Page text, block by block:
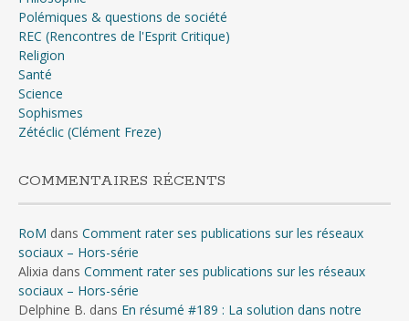
Polémiques & questions de société
REC (Rencontres de l'Esprit Critique)
Religion
Santé
Science
Sophismes
Zétéclic (Clément Freze)
COMMENTAIRES RÉCENTS
RoM dans Comment rater ses publications sur les réseaux
sociaux – Hors-série
Alixia dans Comment rater ses publications sur les réseaux
sociaux – Hors-série
Delphine B. dans En résumé #189 : La solution dans notre